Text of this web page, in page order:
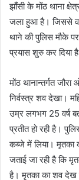
झांँसी के मोंठ थाना
जला हुआ है। जिससे
थाने की पुलिस मौके
प्रयास शुरु कर दिया
मोंठ थानान्तर्गत
निर्वस्त्र शव देखा।
उम्र लगभग 25 वर्ष
प्रतीत हो रही है।
कब्जे में लिया।
जताई जा रही है कि
है। मृतका का शव देख